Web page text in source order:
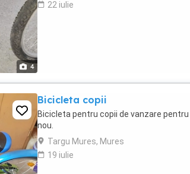
4
22 iulie
Bicicleta copii
Bicicleta pentru copii de vanzare
nou.
Targu Mures, Mures
19 iulie